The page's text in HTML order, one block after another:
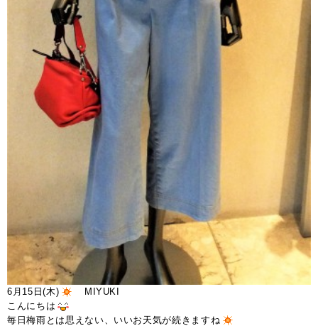
6月15日(木)
MIYUKI
こんにちは
毎日梅雨とは思えない、いいお天気が続きますね